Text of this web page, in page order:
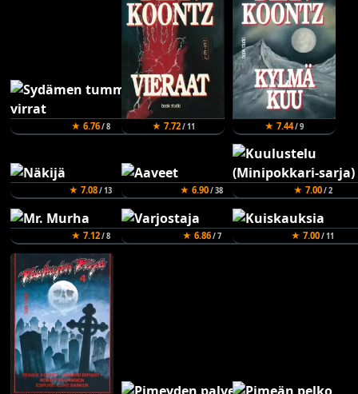
★ 6.76/ 8 ★ 7.72/ 11 ★ 7.44/ 9
★ 7.08/ 13 ★ 6.90/ 38 ★ 7.00/ 2
★ 7.12/ 8 ★ 6.86/ 7 ★ 7.00/ 11